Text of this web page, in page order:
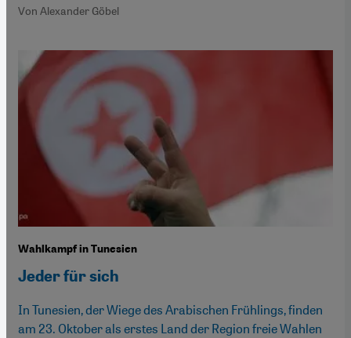
Von Alexander Göbel
Wahlkampf in Tunesien
Jeder für sich
In Tunesien, der Wiege des Arabischen Frühlings, finden
am 23. Oktober als erstes Land der Region freie Wahlen